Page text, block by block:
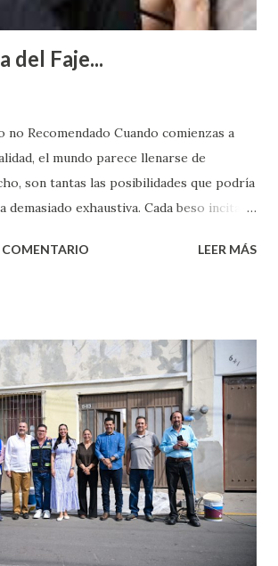
del Faje...
no Recomendado Cuando comienzas a
el mundo parece llenarse de
son tantas las posibilidades que podría
exhaustiva. Cada beso incita
hubieras imaginado. El problema es
de lo que deberías saber. Pero incluso
relaciones sexuales no son expertos
Siempre hay algo nuevo que
experiencias que conocer. Si eres una
tenido relaciones sexuales, tal vez
será increíble y no puedas esperar para
como cualquier persona con
siempre es mejor cuando ambas partes
COMENTARIO LEER MÁS